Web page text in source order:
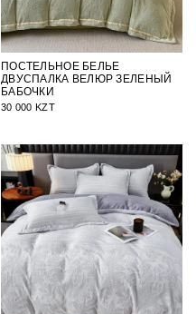
ПОСТЕЛЬНОЕ БЕЛЬЕ
ДВУСПАЛКА ВЕЛЮР ЗЕЛЕНЫЙ
БАБОЧКИ
30 000 KZT